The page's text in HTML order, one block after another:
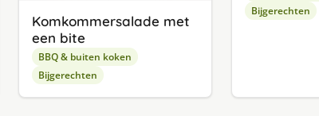
Komkommersalade met
een bite
BBQ & buiten koken
Bijgerechten
Bijgerechten